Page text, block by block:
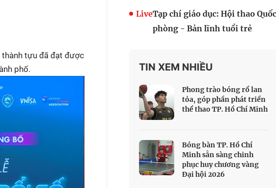
tấm
Cuộc đua xe đạp
HTV
thành tựu đã đạt được
phố.
LiveTạp chí giáo dục: Hội thao Quốc
phòng - Bản lĩnh tuổi trẻ
TIN XEM NHIỀU
Phong trào bóng rổ lan
tỏa, góp phần phát triển
thể thao TP. Hồ Chí Minh
Bóng bàn TP. Hồ Chí
Minh sẵn sàng chinh
phục huy chương vàng
Đại hội 2026